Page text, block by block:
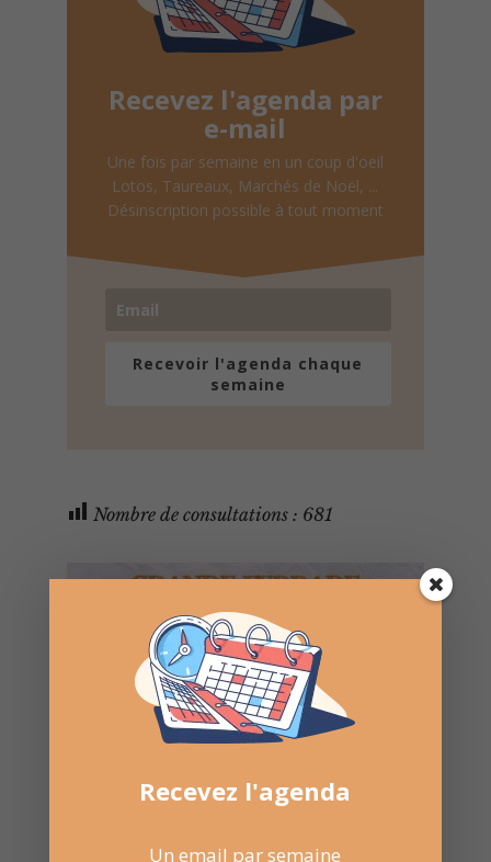
Recevez l'agenda par
e-mail
Une fois par semaine en un coup d'oeil
Lotos, Taureaux, Marchés de Noël, ...
Désinscription possible à tout moment
Recevoir l'agenda chaque
semaine
Nombre de consultations : 681
Recevez l'agenda
Un email par semaine